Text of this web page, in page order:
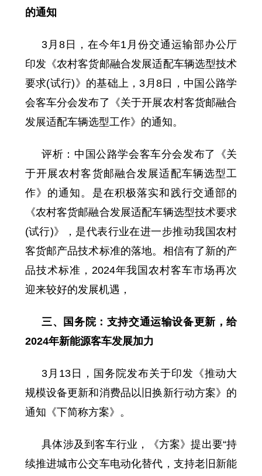
的通知
3月8日，在今年1月份交通运输部办公厅
印发《农村客货邮融合发展适配车辆选型技术
要求(试行)》的基础上，3月8日，中国公路学
会客车分会发布了《关于开展农村客货邮融合
发展适配车辆选型工作》的通知。
评析：中国公路学会客车分会发布了《关
于开展农村客货邮融合发展适配车辆选型工
作》的通知。是在积极落实和践行交通部的
《农村客货邮融合发展适配车辆选型技术要求
(试行)》，是代表行业在进一步推动我国农村
客货邮产品技术标准的落地。相信有了新的产
品技术标准，2024年我国农村客车市场再次
迎来较好的发展机遇，
三、国务院：支持交通运输设备更新，给
2024年新能源客车发展加力
3月13日，国务院发布关于印发《推动大
规模设备更新和消费品以旧换新行动方案》的
通知《下简称方案》。
具体涉及到客车行业，《方案》提出要“持
续推进城市公交车电动化替代，支持老旧新能